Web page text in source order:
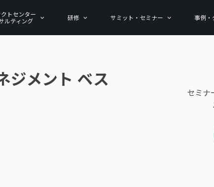
トセンター
ルティング
研修 サミット・セミナー 事例・
ジメント ベス
セミナ